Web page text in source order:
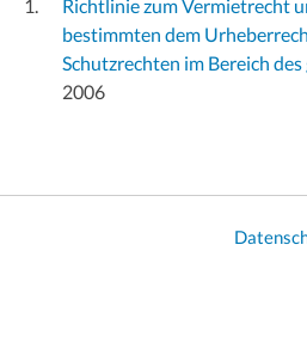
Richtlinie zum Vermietrecht
bestimmten dem
Schutzrechten im Bereich
2006